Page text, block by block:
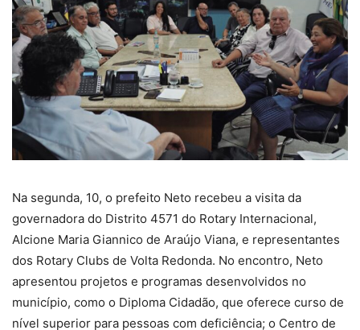
Na segunda, 10, o prefeito Neto recebeu a visita da
governadora do Distrito 4571 do Rotary Internacional,
Alcione Maria Giannico de Araújo Viana, e representantes
dos Rotary Clubs de Volta Redonda. No encontro, Neto
apresentou projetos e programas desenvolvidos no
município, como o Diploma Cidadão, que oferece curso de
nível superior para pessoas com deficiência; o Centro de